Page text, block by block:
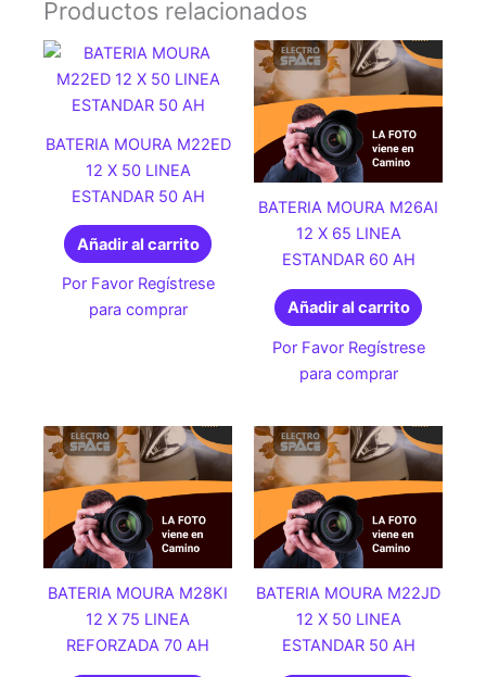
Productos relacionados
BATERIA MOURA M22ED
12 X 50 LINEA
ESTANDAR 50 AH
Añadir al carrito
Por Favor Regístrese
para comprar
BATERIA MOURA M26AI
12 X 65 LINEA
ESTANDAR 60 AH
Añadir al carrito
Por Favor Regístrese
para comprar
BATERIA MOURA M28KI
12 X 75 LINEA
REFORZADA 70 AH
BATERIA MOURA M22JD
12 X 50 LINEA
ESTANDAR 50 AH